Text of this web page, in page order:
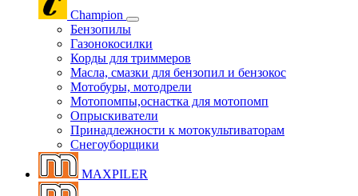
Champion
Бензопилы
Газонокосилки
Корды для триммеров
Масла, смазки для бензопил и бензокос
Мотобуры, мотодрели
Мотопомпы,оснастка для мотопомп
Опрыскиватели
Принадлежности к мотокультиваторам
Снегоуборщики
MAXPILER